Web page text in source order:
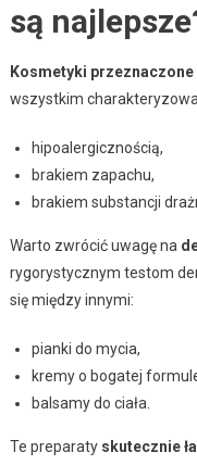
są
Kosmetyki
wszystkim
hipoalergicznością,
brakiem zapachu,
brakiem substancji
Warto zwrócić uwagę na
rygorystycznym testom
się między innymi:
pianki do mycia,
kremy o bogatej
balsamy do ciała.
Te preparaty skutecznie